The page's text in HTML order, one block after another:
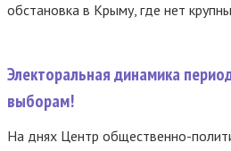
обстановка в Крыму, где нет
Электоральная динамика
выборам!
На днях Центр общественно-